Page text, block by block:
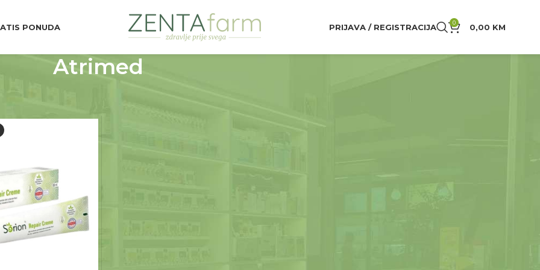
PONUDA PRIJAVA / REGISTRACIJA 0 0,00 KM
Atrimed